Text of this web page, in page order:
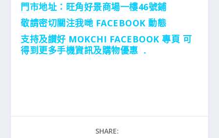
門市地址： 旺角好景商場一樓46號鋪
敬請密切關注我哋 FACEBOOK 動態
支持及讃好 MOKCHI FACEBOOK 專頁 可
得到更多手機資訊及購物優惠 .
SHARE: